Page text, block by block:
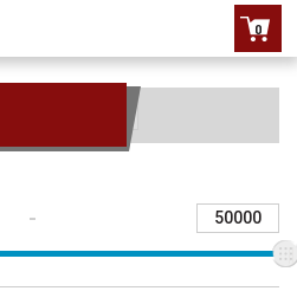
0
-